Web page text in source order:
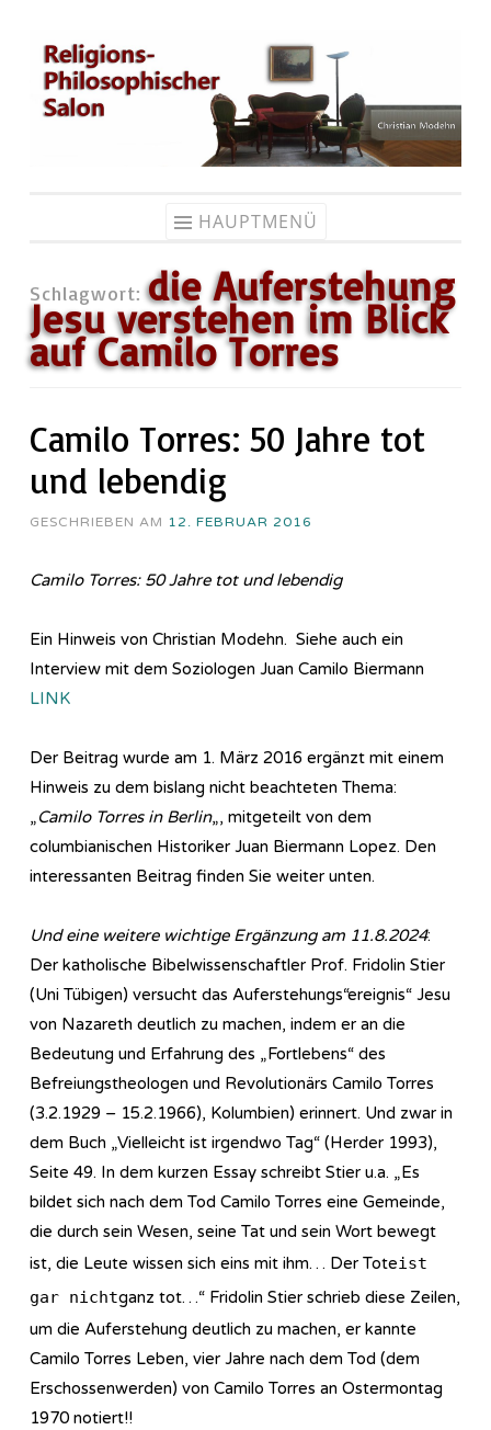
Zum
Inhalt
springen
HAUPTMENÜ
Schlagwort:die Auferstehung
Jesu verstehen im Blick
auf Camilo Torres
Camilo Torres: 50 Jahre tot
und lebendig
GESCHRIEBEN AM 12. FEBRUAR 2016
Camilo Torres: 50 Jahre tot und lebendig
Ein Hinweis von Christian Modehn. Siehe auch ein
Interview mit dem Soziologen Juan Camilo Biermann
LINK
Der Beitrag wurde am 1. März 2016 ergänzt mit einem
Hinweis zu dem bislang nicht beachteten Thema:
„Camilo Torres in Berlin„, mitgeteilt von dem
columbianischen Historiker Juan Biermann Lopez. Den
interessanten Beitrag finden Sie weiter unten.
Und eine weitere wichtige Ergänzung am 11.8.2024:
Der katholische Bibelwissenschaftler Prof. Fridolin Stier
(Uni Tübigen) versucht das Auferstehungs“ereignis“ Jesu
von Nazareth deutlich zu machen, indem er an die
Bedeutung und Erfahrung des „Fortlebens“ des
Befreiungstheologen und Revolutionärs Camilo Torres
(3.2.1929 – 15.2.1966), Kolumbien) erinnert. Und zwar in
dem Buch „Vielleicht ist irgendwo Tag“ (Herder 1993),
Seite 49. In dem kurzen Essay schreibt Stier u.a. „Es
bildet sich nach dem Tod Camilo Torres eine Gemeinde,
die durch sein Wesen, seine Tat und sein Wort bewegt
ist, die Leute wissen sich eins mit ihm… Der Toteist
gar nichtganz tot…“ Fridolin Stier schrieb diese Zeilen,
um die Auferstehung deutlich zu machen, er kannte
Camilo Torres Leben, vier Jahre nach dem Tod (dem
Erschossenwerden) von Camilo Torres an Ostermontag
1970 notiert!!